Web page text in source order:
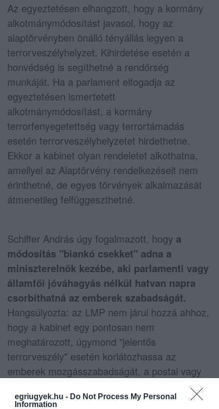
egriugyek.hu - Do Not Process My Personal
Information
Az egyeztetésen elhangzott, hogy a kormány
alkotmánymódosítást javasol, hogy az
alaptörvényben önálló tényállás legyen a
terrorveszélyhelyzet. Kihirdetése esetén a
honvédség is segíthetné a rendőrség
munkáját. Ha a parlament elfogadja az
egyeztetésen ismertetett
alkotmánymódosítást, a kormány
terrorfenyegetettség vagy terrortámadás
esetén terrorveszélyhelyzetet hirdethetne.
Ekkor a kabinet olyan rendeletet alkothatna,
amellyel az Alaptörvény rendelkezéseit nem
érinthetné, de egyes törvények alkalmazását
átmenetileg felfüggeszthetné.
Schiffer András úgy fogalmazott, hogy a
módosítás "biankó csekket" adna a
miniszterelnök kezébe, aki parlamenti vagy
államfői jóváhagyás nélkül hatvan napra
csorbíthatná az emberek szabadságát.
Hangsúlyozta: az LMP nem járul hozzá ahhoz,
hogy a kabinet egy pontosan nem
meghatározott, úgymond "jelentős
terrorveszély" esetén korlátozhassa az
emberek mozgásszabadságát, a postai vagy
az internetforgalmat, a gyülekezési jogot vagy
a külföldiek beutazását.